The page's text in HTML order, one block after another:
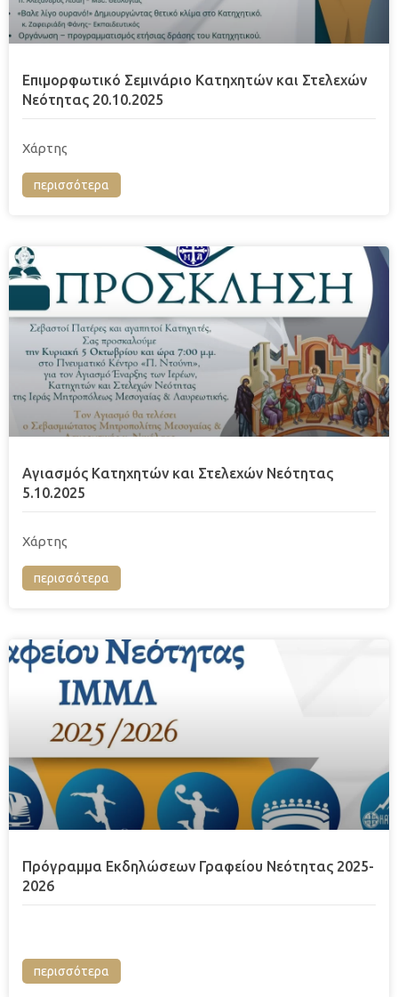
Επιμορφωτικό Σεμινάριο Κατηχητών και Στελεχών
Νεότητας 20.10.2025
Χάρτης
περισσότερα
Αγιασμός Κατηχητών και Στελεχών Νεότητας
5.10.2025
Χάρτης
περισσότερα
Πρόγραμμα Εκδηλώσεων Γραφείου Νεότητας 2025-
2026
περισσότερα